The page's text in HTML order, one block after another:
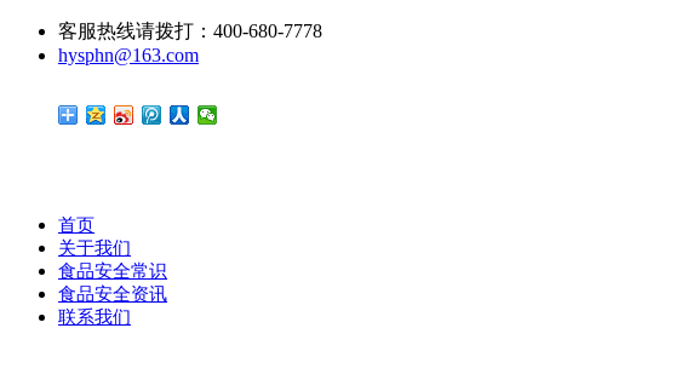
客服热线请拨打：400-680-7778
hysphn@163.com
首页
关于我们
食品安全常识
食品安全资讯
联系我们